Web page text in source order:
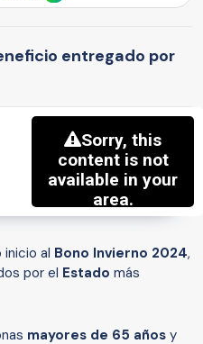
entregado por
inicio al Bono Invierno 2024,
por el Estado más
mayores de 65 años y